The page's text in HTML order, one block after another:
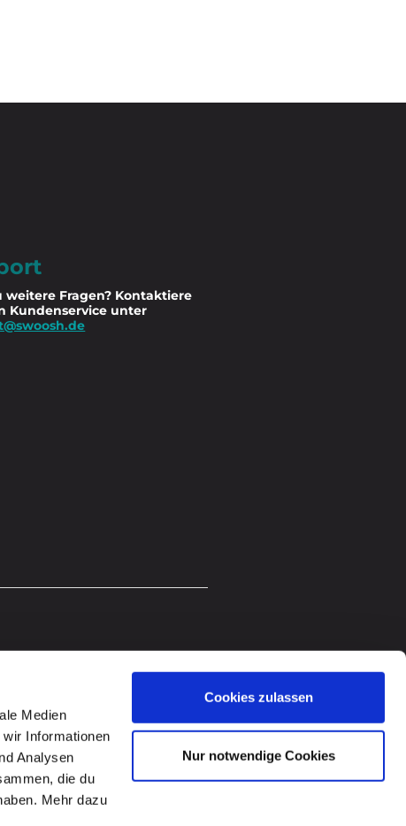
Medien
Informationen
Analysen
die du
Mehr dazu
Cookies zulassen
Nur notwendige Cookies
weitere Fragen? Kontaktiere
Kundenservice unter